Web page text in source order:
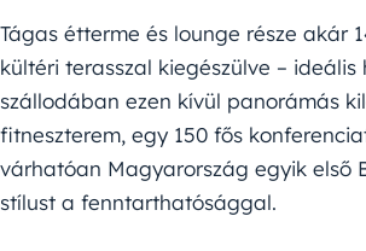
Tágas étterme és lounge része
kültéri terasszal kiegészülve –
szállodában ezen kívül panorámás
fitneszterem, egy 150 fős
várhatóan Magyarország egyik első
stílust a fenntarthatósággal.